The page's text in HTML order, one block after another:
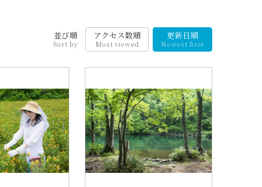
並び順
Sort by
アクセス数順
Most viewed
更新日順
Newest first